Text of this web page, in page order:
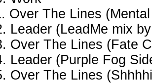
Over The Lines
Leader (LeadMe mix
Over The Lines (Fate
Leader (Purple Fog
Over The Lines